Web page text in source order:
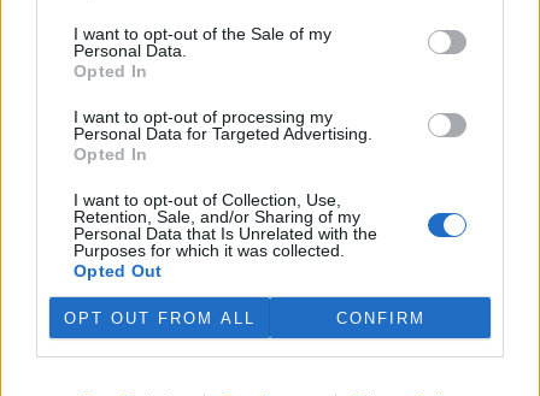
I want to opt-out of the Sale of my
Personal Data.
Opted In
I want to opt-out of processing my
Personal Data for Targeted Advertising.
Opted In
I want to opt-out of Collection, Use,
Retention, Sale, and/or Sharing of my
Personal Data that Is Unrelated with the
Purposes for which it was collected.
Opted Out
OPT OUT FROM ALL CONFIRM
V Austrálii se mezi volně žijícími ptáky šíří virus ptačí
29.7.2026 15:08 (ČTK)
Mezi volně žijícími ptáky v
nakažlivý virus ptačí chřipky
H5N1. Podle agentury AFP to
dnes oznámila hlavní státní
veterinářka Beth Cooksonová. Podle ní jde o očekávaný, ale
znepokojivý vývoj, který může vést k rozsáhlejšímu šíření nákazy
mezi divokými zvířaty. Australská ministryně zemědělství Julie
Collinsová uvedla, že zatím nejsou důkazy o hromadném úhynu
ptáků ani o zasažení drůbežářského průmyslu. Riziko pro lidské